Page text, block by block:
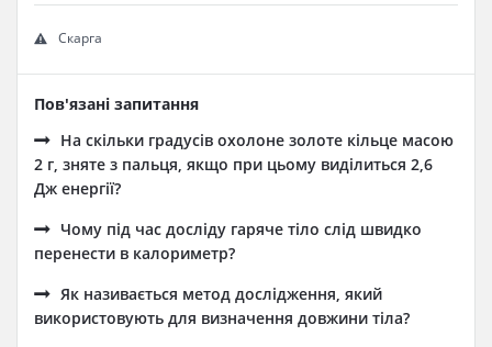
Скарга
Пов'язані запитання
На скільки градусів охолоне золоте кільце масою
2 г, зняте з пальця, якщо при цьому виділиться 2,6
Дж енергії?
Чому під час досліду гаряче тіло слід швидко
перенести в калориметр?
Як називається метод дослідження, який
використовують для визначення довжини тіла?